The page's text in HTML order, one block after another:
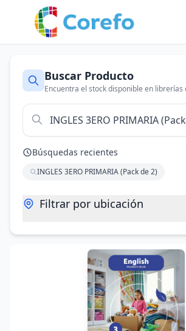
Buscar Producto
Encuentra el stock disponible en librerías
Búsquedas recientes
INGLES 3ERO PRIMARIA (Pack de 2)
Filtrar por ubicación